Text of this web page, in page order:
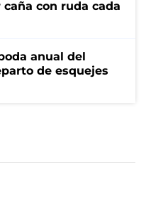
con ruda cada
anual del
de esquejes